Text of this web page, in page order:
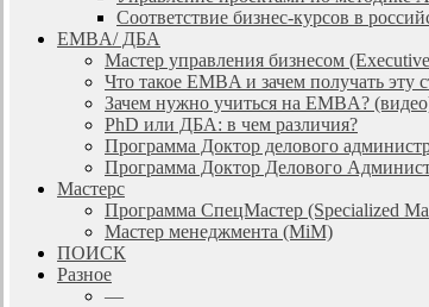
Соответствие бизнес-курсов в
EMBA/ ДБA
Мастер управления бизнесом
Что такое EMBA и зачем получать эту
Зачем нужно учиться на EMBA?
PhD или ДБА: в чем различия?
Программа Доктор делового
Программа Доктор Делового
Мастерс
Программа СпецМастер (Specialized
Мастер менеджмента (MiM)
ПОИСК
Разное
—